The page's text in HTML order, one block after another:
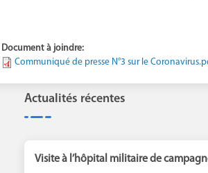
Document à joindre:
Communiqué de presse N°3 sur le
Actualités récentes
Visite à l’hôpital militaire de